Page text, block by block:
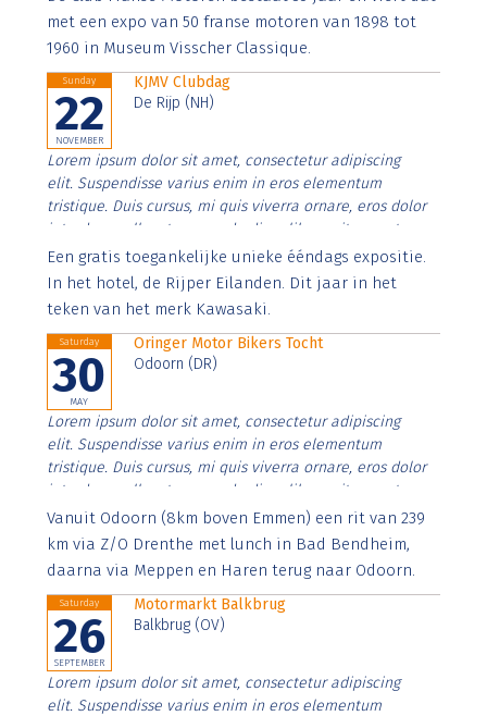
imperdiet. Nunc ut sem vitae risus tristique posuere.
met een expo van 50 franse motoren van 1898 tot
1960 in Museum Visscher Classique.
Sunday
22
NOVEMBER
KJMV Clubdag
De Rijp (NH)
Lorem ipsum dolor sit amet, consectetur adipiscing
elit. Suspendisse varius enim in eros elementum
tristique. Duis cursus, mi quis viverra ornare, eros dolor
interdum nulla, ut commodo diam libero vitae erat.
Aenean faucibus nibh et justo cursus id rutrum lorem
imperdiet. Nunc ut sem vitae risus tristique posuere.
Een gratis toegankelijke unieke ééndags expositie.
In het hotel, de Rijper Eilanden. Dit jaar in het
teken van het merk Kawasaki.
Saturday
30
MAY
Oringer Motor Bikers Tocht
Odoorn (DR)
Lorem ipsum dolor sit amet, consectetur adipiscing
elit. Suspendisse varius enim in eros elementum
tristique. Duis cursus, mi quis viverra ornare, eros dolor
interdum nulla, ut commodo diam libero vitae erat.
Aenean faucibus nibh et justo cursus id rutrum lorem
imperdiet. Nunc ut sem vitae risus tristique posuere.
Vanuit Odoorn (8km boven Emmen) een rit van 239
km via Z/O Drenthe met lunch in Bad Bendheim,
daarna via Meppen en Haren terug naar Odoorn.
Saturday
26
SEPTEMBER
Motormarkt Balkbrug
Balkbrug (OV)
Lorem ipsum dolor sit amet, consectetur adipiscing
elit. Suspendisse varius enim in eros elementum